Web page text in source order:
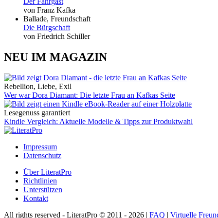
von Franz Kafka
Ballade, Freundschaft
Die Bürgschaft
von Friedrich Schiller
NEU IM MAGAZIN
Rebellion, Liebe, Exil
Wer war Dora Diamant: Die letzte Frau an Kafkas Seite
Lesegenuss garantiert
Kindle Vergleich: Aktuelle Modelle & Tipps zur Produktwahl
Impressum
Datenschutz
Über LiteratPro
Richtlinien
Unterstützen
Kontakt
All rights reserved - LiteratPro © 2011 - 2026 | FAQ | Virtuelle